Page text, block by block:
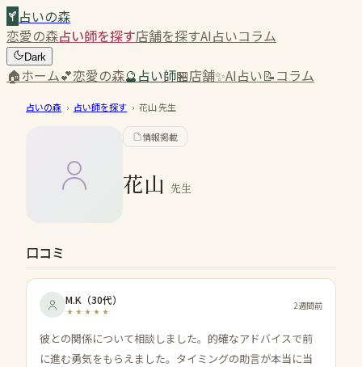
占いの森
恋愛の森占い師を探す店舗を探すAI占いコラム
Dark
🏠ホーム💕恋愛の森🔮占い師🏪店舗✨AI占い📝コラム
占いの森 › 占い師を探す › 花山先生
情報掲載
花山 先生
口コミ
M.K （30代） 2週間前
彼との関係について相談しました。的確なアドバイスで前
に進む勇気をもらえました。タイミングの助言が本当に当